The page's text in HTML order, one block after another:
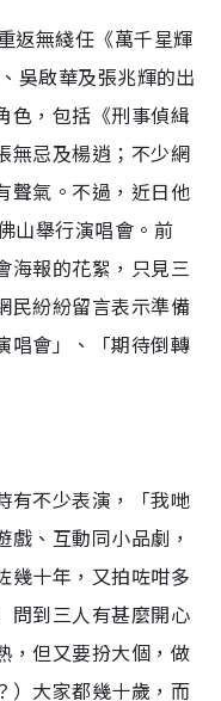
返無綫任《萬千星輝
吳啟華及張兆輝的出
色，包括《刑事偵緝
無忌及楊逍；不少網
聲氣。不過，近日他
山舉行演唱會。前
海報的花絮，只見三
民紛紛留言表示準備
唱會」、「期待倒轉
有不少表演，「我哋
、互動同小品劇，
幾十年，又拍咗咁多
問到三人有甚麼開心
，但又要扮大個，做
）大家都幾十歲，而